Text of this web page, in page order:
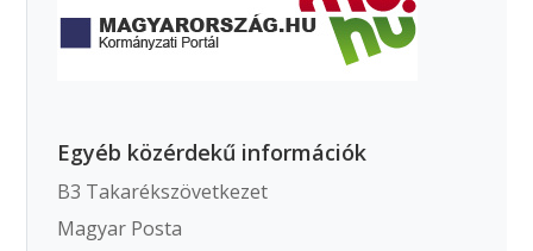
Egyéb közérdekű információk
B3 Takarékszövetkezet
Magyar Posta